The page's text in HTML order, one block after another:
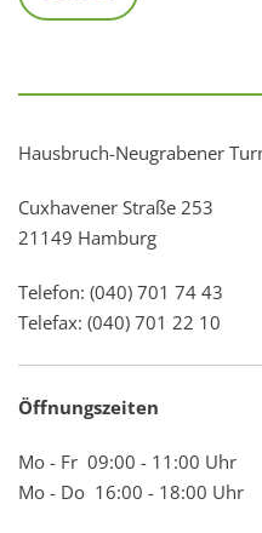
Hausbruch-Neugrabener
Cuxhavener Straße 253
21149 Hamburg
Telefon: (040) 701 74 43
Telefax: (040) 701 22 10
Öffnungszeiten
Mo - Fr 09:00 - 11:00 Uhr
Mo - Do 16:00 - 18:00 Uhr